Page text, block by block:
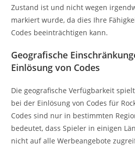
Zustand ist und nicht wegen
markiert wurde, da dies Ihre
Codes beeinträchtigen kann.
Geografische
Einlösung von Codes
Die geografische Verfügbarkeit
bei der Einlösung von Codes für
Codes sind nur in bestimmten
bedeutet, dass Spieler in einigen
nicht auf alle Werbeangebote